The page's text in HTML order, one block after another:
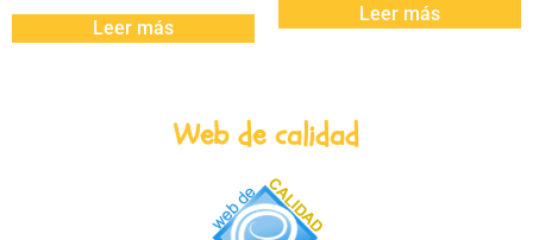
Leer más
Leer más
Web de calidad